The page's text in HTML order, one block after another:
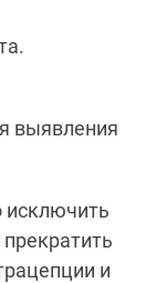
выявления
исключить
и